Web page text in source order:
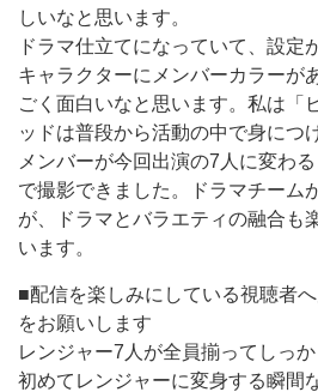
しいなと思います。
ドラマ仕立てになっていて、設定
キャラクターにメンバーカラーが
ごく面白いなと思います。私は「
ッドは普段から活動の中で身につ
メンバーが今回出演の7人に変わ
で撮影できました。ドラマチーム
が、ドラマとバラエティの融合も
います。
■配信を楽しみにしている視聴者
をお願いします
レンジャー7人が全員揃ってしっか
初めてレンジャーに変身する瞬間